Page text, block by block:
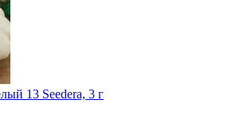
13 Seedera, 3 г